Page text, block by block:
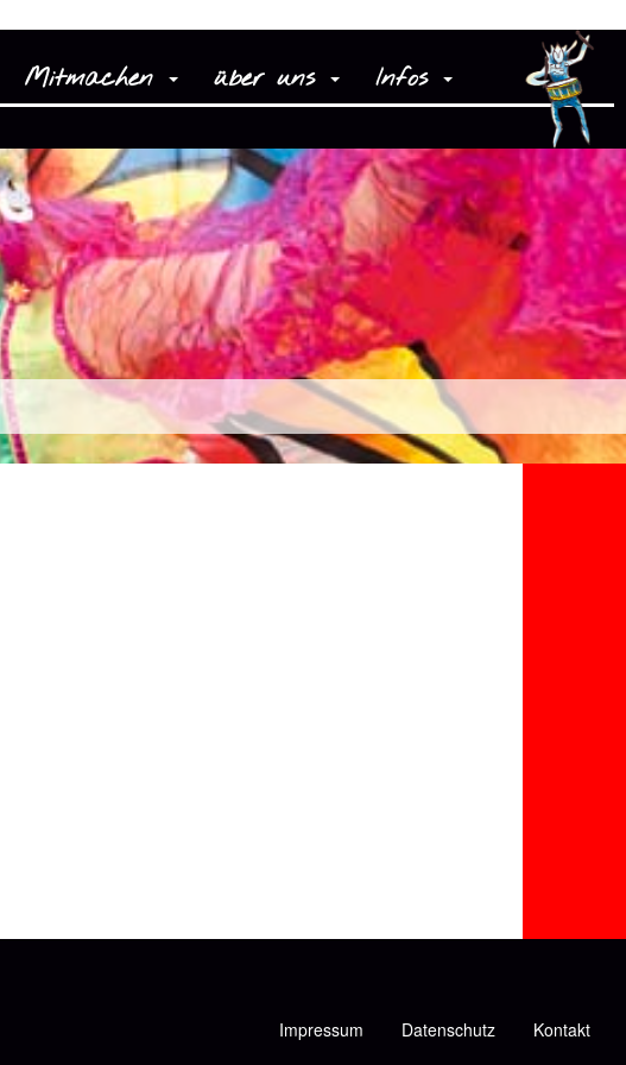
Mitmachen über uns Infos
Impressum Datenschutz Kontakt